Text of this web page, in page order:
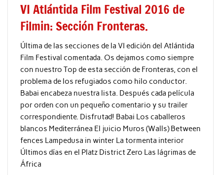
VI Atlántida Film Festival 2016 de
Filmin: Sección Fronteras.
Última de las secciones de la VI edición del Atlántida
Film Festival comentada. Os dejamos como siempre
con nuestro Top de esta sección de Fronteras, con el
problema de los refugiados como hilo conductor.
Babai encabeza nuestra lista. Después cada película
por orden con un pequeño comentario y su trailer
correspondiente. Disfrutad! Babai Los caballeros
blancos Mediterránea El juicio Muros (Walls) Between
fences Lampedusa in winter La tormenta interior
Últimos días en el Platz District Zero Las lágrimas de
África